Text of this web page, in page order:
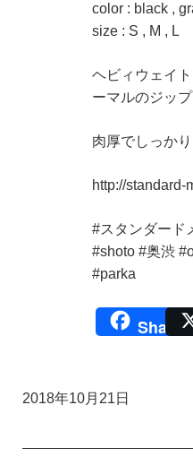
color : black ,
size : S , M , L
ヘビィウェイ
ーマルのジッ
肉厚でしっか
http://standard-
#スタンダード
#shoto #奥渋
#parka
Share
2018年10月21日